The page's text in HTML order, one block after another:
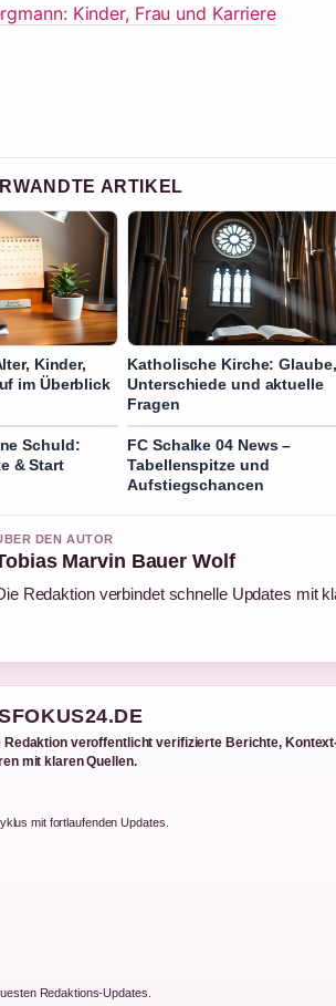
Kinder, Frau und Karriere
ARTIKEL
Kinder,
im Überblick
Katholische Kirche: Glaube,
Unterschiede und aktuelle
Fragen
Schuld:
& Start
FC Schalke 04 News –
Tabellenspitze und
Aufstiegschancen
DEN AUTOR
Marvin Bauer Wolf
Redaktion verbindet schnelle Updates mit
veroffentlicht verifizierte Berichte,
mit klaren Quellen.
mit fortlaufenden Updates.
Redaktions-Updates.